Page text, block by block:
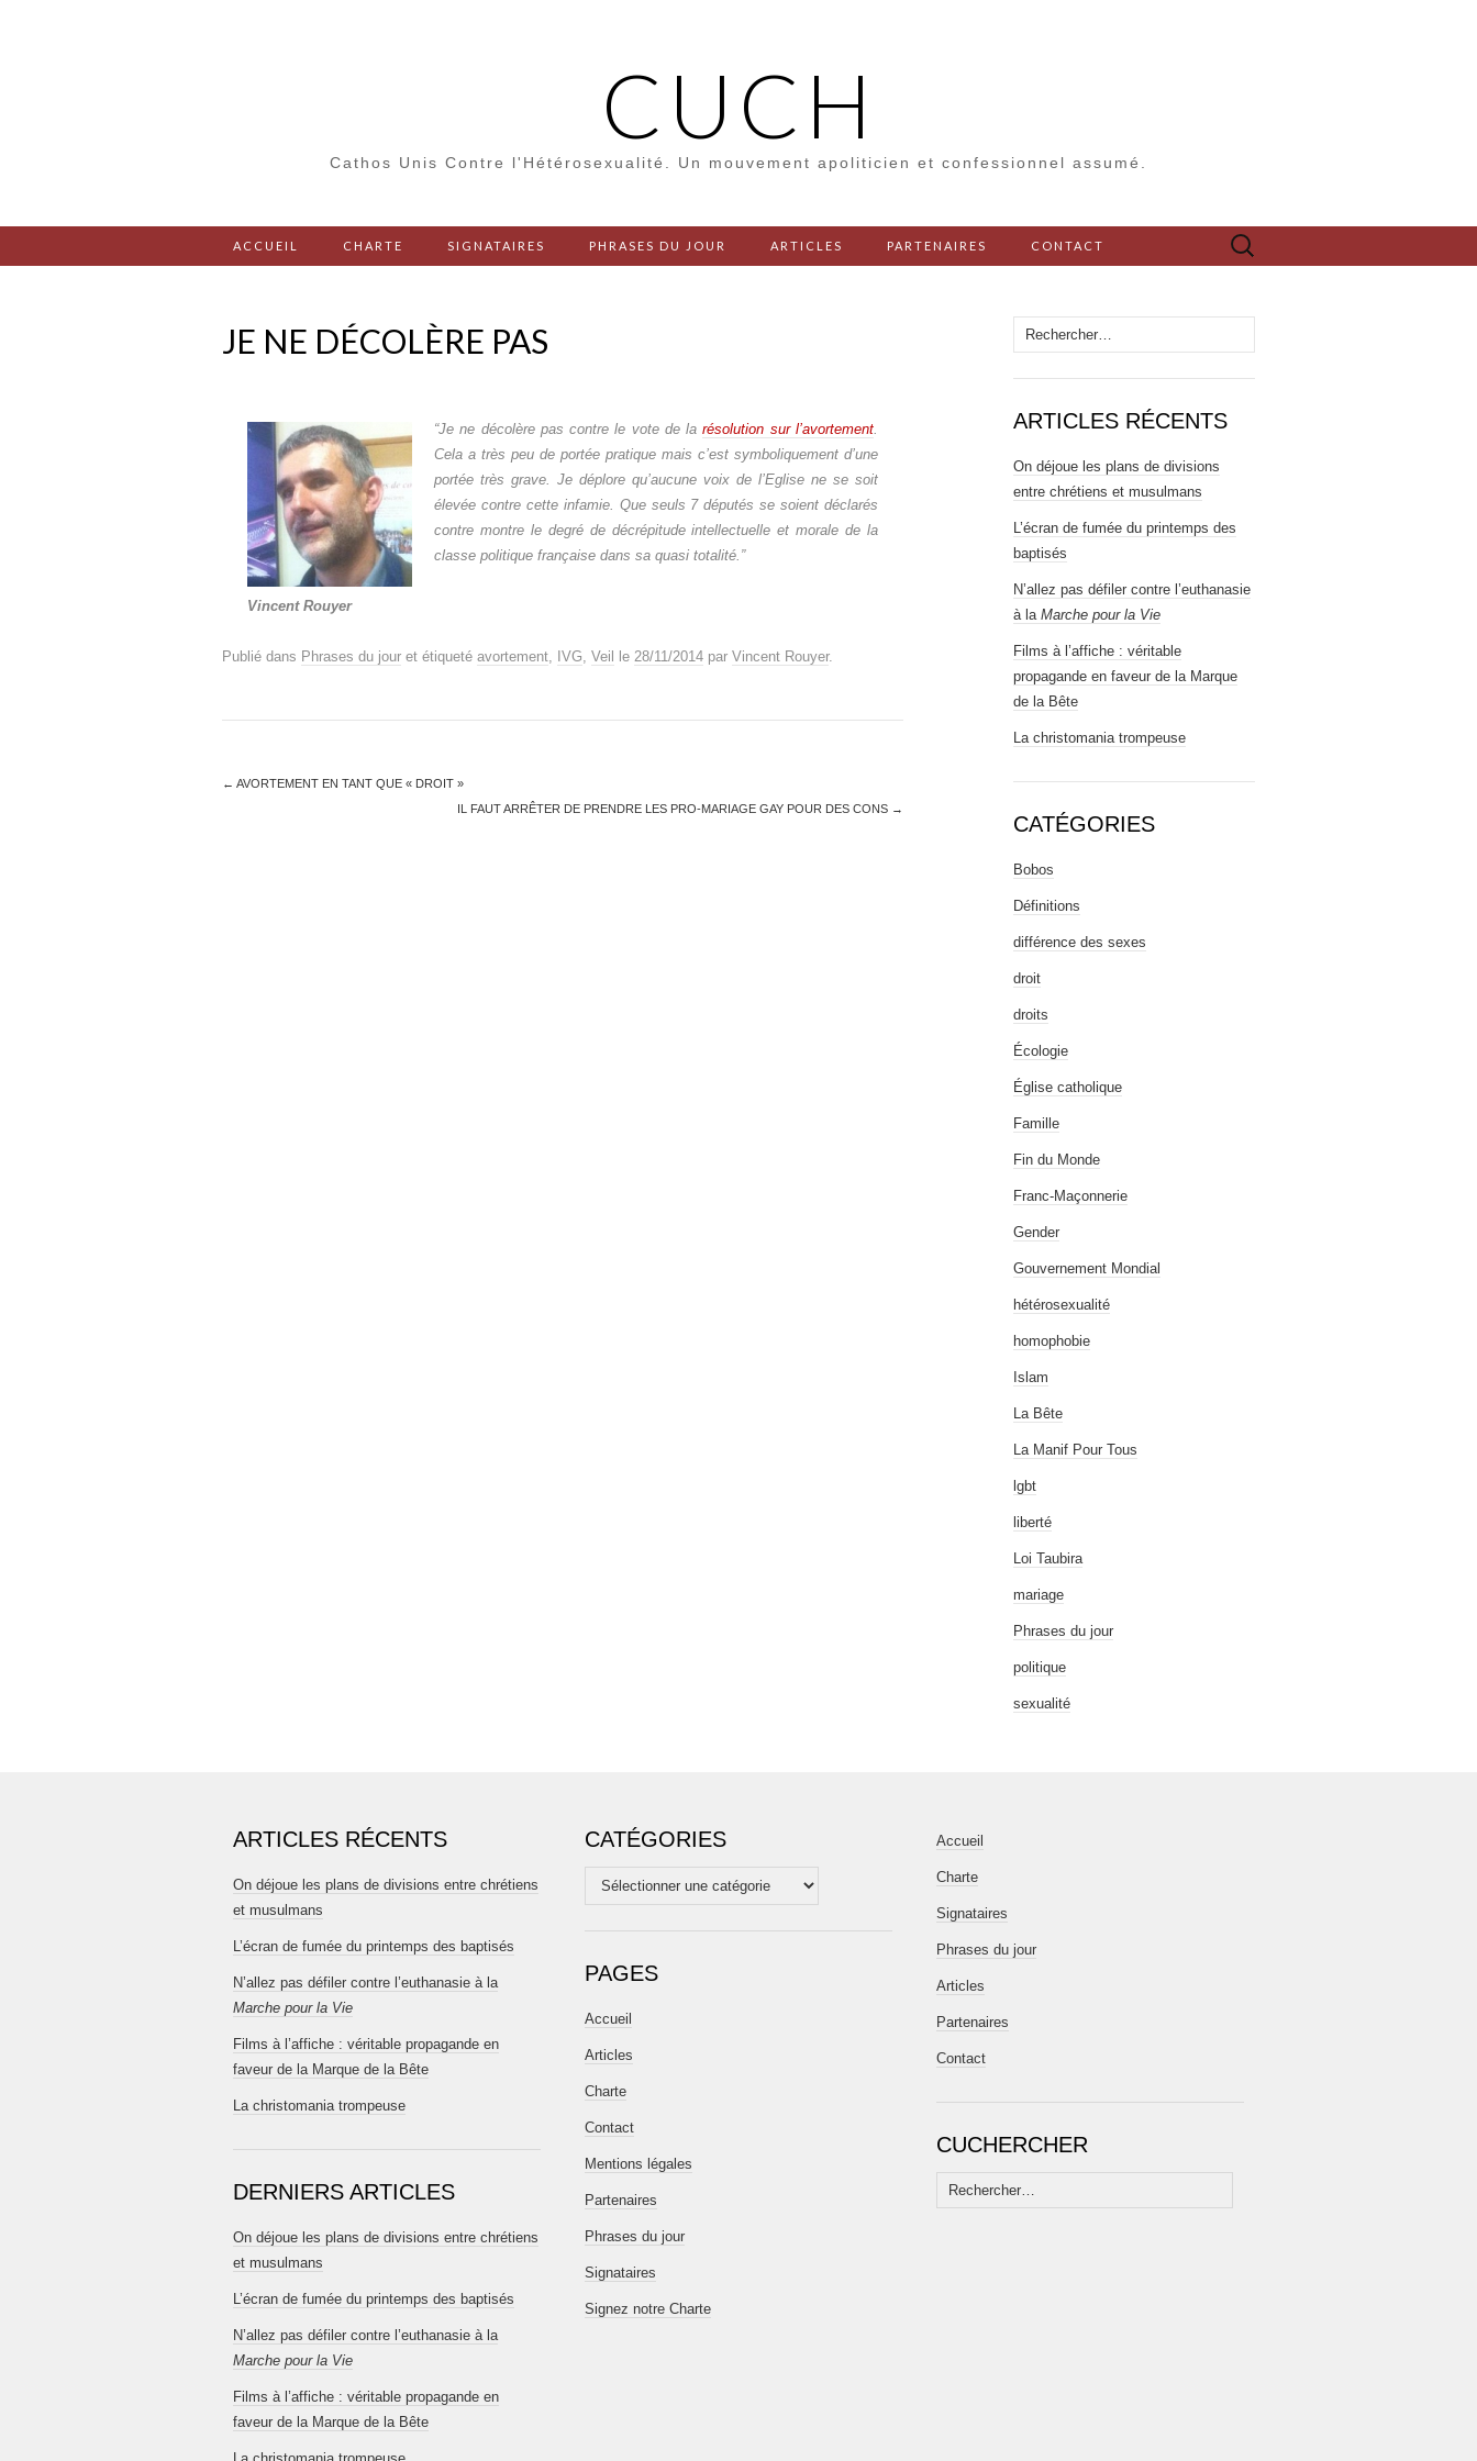
CUCH
Cathos Unis Contre l'Hétérosexualité. Un mouvement apoliticien et confessionnel assumé.
ACCUEIL CHARTE SIGNATAIRES PHRASES DU JOUR ARTICLES PARTENAIRES CONTACT Rechercher :
JE NE DÉCOLÈRE PAS
“Je ne décolère pas contre le vote de larésolution sur l’avortement.
Cela a très peu de portée pratique mais c’est symboliquement d’une
portée très grave. Je déplore qu’aucune voix de l’Eglise ne se soit
élevée contre cette infamie. Que seuls 7 députés se soient déclarés
contre montre le degré de décrépitude intellectuelle et morale de la
classe politique française dans sa quasi totalité.”
Vincent Rouyer
Publié dans Phrases du jour et étiqueté avortement, IVG, Veil le 28/11/2014 par Vincent Rouyer.
← AVORTEMENT EN TANT QUE « DROIT »
IL FAUT ARRÊTER DE PRENDRE LES PRO-MARIAGE GAY POUR DES CONS →
Rechercher :
ARTICLES RÉCENTS
On déjoue les plans de divisions
entre chrétiens et musulmans
L’écran de fumée du printemps des
baptisés
N’allez pas défiler contre l’euthanasie
à la Marche pour la Vie
Films à l’affiche : véritable
propagande en faveur de la Marque
de la Bête
La christomania trompeuse
CATÉGORIES
Bobos
Définitions
différence des sexes
droit
droits
Écologie
Église catholique
Famille
Fin du Monde
Franc-Maçonnerie
Gender
Gouvernement Mondial
hétérosexualité
homophobie
Islam
La Bête
La Manif Pour Tous
lgbt
liberté
Loi Taubira
mariage
Phrases du jour
politique
sexualité
ARTICLES RÉCENTS
On déjoue les plans de divisions entre chrétiens
et musulmans
L’écran de fumée du printemps des baptisés
N’allez pas défiler contre l’euthanasie à la
Marche pour la Vie
Films à l’affiche : véritable propagande en
faveur de la Marque de la Bête
La christomania trompeuse
DERNIERS ARTICLES
On déjoue les plans de divisions entre chrétiens
et musulmans
L’écran de fumée du printemps des baptisés
N’allez pas défiler contre l’euthanasie à la
Marche pour la Vie
Films à l’affiche : véritable propagande en
faveur de la Marque de la Bête
CATÉGORIES
Catégories
PAGES
Accueil
Articles
Charte
Contact
Mentions légales
Partenaires
Phrases du jour
Signataires
Signez notre Charte
Accueil
Charte
Signataires
Phrases du jour
Articles
Partenaires
Contact
CUCHERCHER
Rechercher :